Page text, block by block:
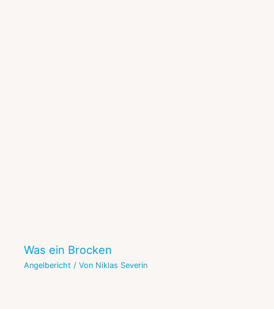
Was ein Brocken
Angelbericht / Von Niklas Severin